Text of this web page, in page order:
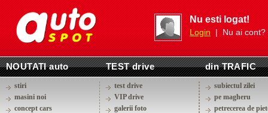
Nu esti logat!
Login| Nu ai cont?
NOUTATI auto TEST drive din TRAFIC
stiri
masini noi
concept cars
test drive
VIP drive
galerii foto
subiectul zilei
pe magheru
petrecerea de